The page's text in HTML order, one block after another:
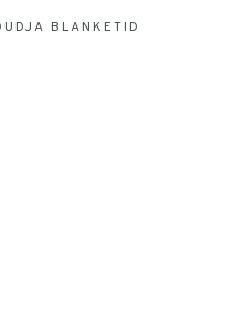
BLANKETID